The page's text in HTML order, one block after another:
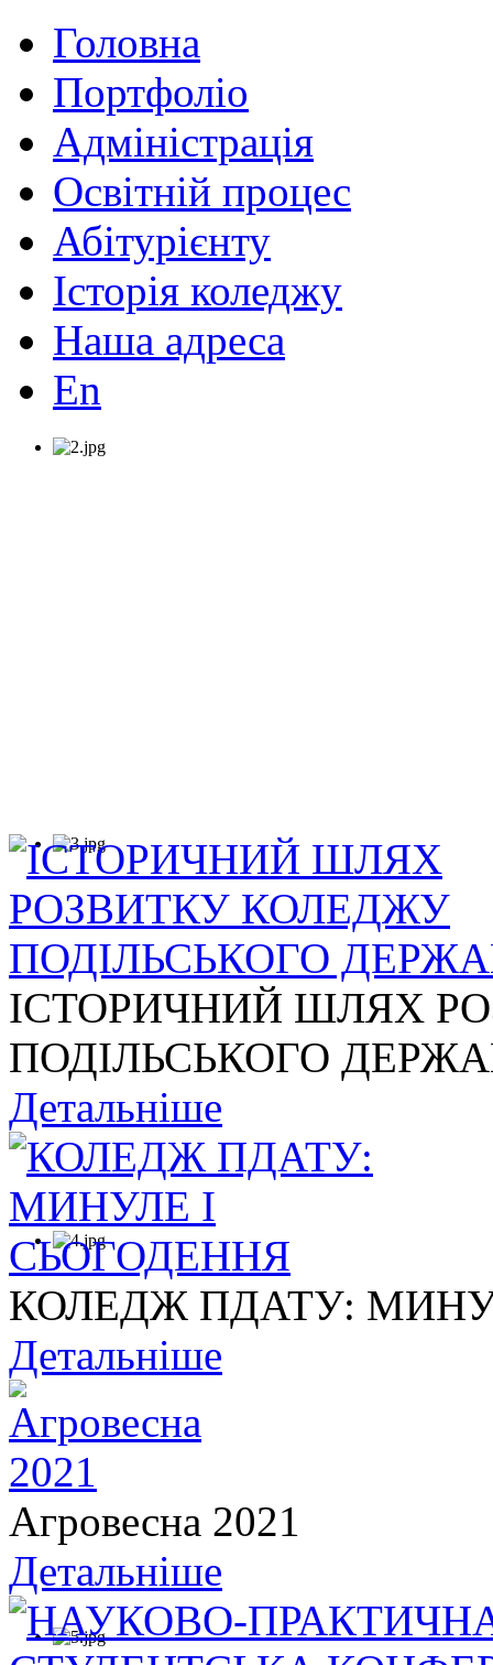
Головна
Портфоліо
Адміністрація
Освітній процес
Абітурієнту
Історія коледжу
Наша адреса
En
ІСТОРИЧНИЙ ШЛЯХ
ПОДІЛЬСЬКОГО
Детальніше
КОЛЕДЖ ПДАТУ:
Детальніше
Агровесна 2021
Детальніше